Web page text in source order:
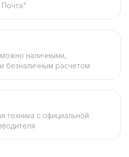
можно наличными,
безналичным расчетом
техника с официальной